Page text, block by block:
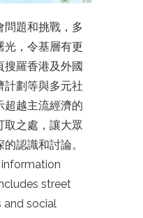
問題和挑戰，多
光，令基層有更
搜羅香港及外國
計劃等與多元社
超越主流經濟的
取之處，讓大眾
認識和討論。
street
and social